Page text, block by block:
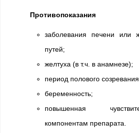
Противопоказания
заболевания печени или
путей;
желтуха (в т.ч. в анамнезе);
период полового
беременность;
повышенная
компонентам препарата.